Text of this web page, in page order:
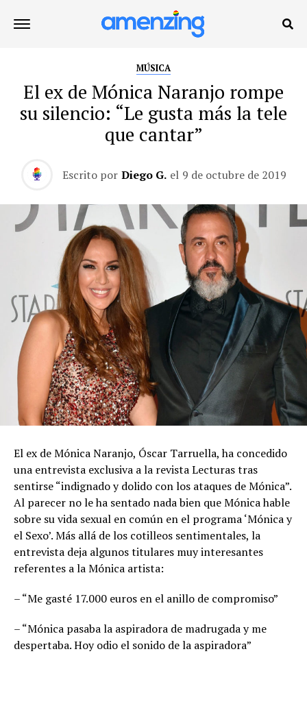
MÚSICA
El ex de Mónica Naranjo rompe
su silencio: “Le gusta más la tele
que cantar”
Escrito por Diego G. el 9 de octubre de 2019
El ex de Mónica Naranjo, Óscar Tarruella, ha concedido
una entrevista exclusiva a la revista Lecturas tras
sentirse “indignado y dolido con los ataques de Mónica”.
Al parecer no le ha sentado nada bien que Mónica hable
sobre su vida sexual en común en el programa ‘Mónica y
el Sexo’. Más allá de los cotilleos sentimentales, la
entrevista deja algunos titulares muy interesantes
referentes a la Mónica artista:
– “Me gasté 17.000 euros en el anillo de compromiso”
– “Mónica pasaba la aspiradora de madrugada y me
despertaba. Hoy odio el sonido de la aspiradora”